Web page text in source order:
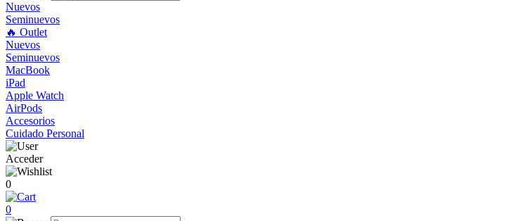
Nuevos
Seminuevos
🔥 Outlet
Nuevos
Seminuevos
MacBook
iPad
Apple Watch
AirPods
Accesorios
Cuidado Personal
Acceder
0
0